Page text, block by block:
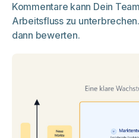
Kommentare kann Dein
Arbeitsfluss zu
dann bewerten.